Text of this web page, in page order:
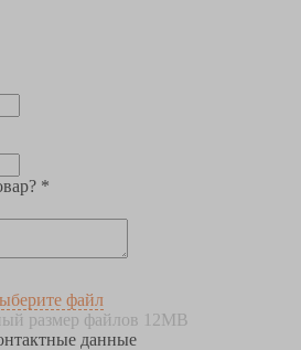
*
файл
размер файлов 12MB
данные